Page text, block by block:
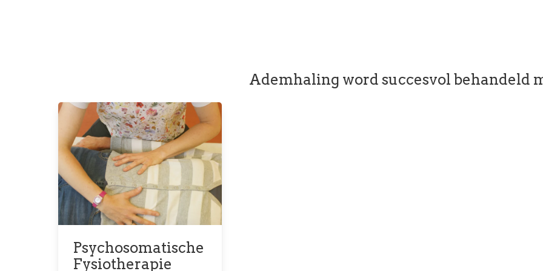
Ademhaling word succesvol behandeld
Psychosomatische
Fysiotherapie